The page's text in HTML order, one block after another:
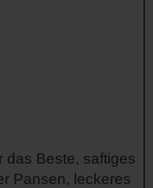
das Beste, saftiges
Pansen, leckeres